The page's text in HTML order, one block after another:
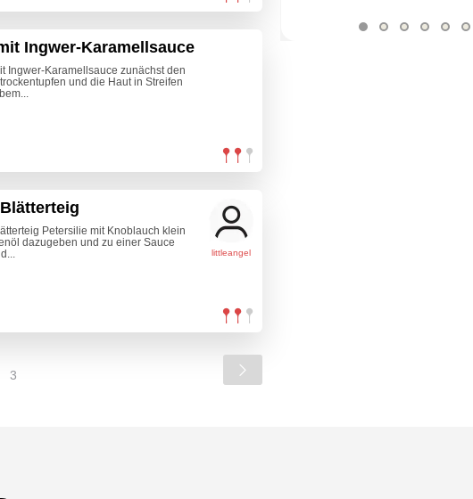
Ingwer-Karamellsauce
Ingwer-Karamellsauce zunächst den
und die Haut in Streifen
littleangel
Petersilie mit Knoblauch klein
dazugeben und zu einer Sauce
3